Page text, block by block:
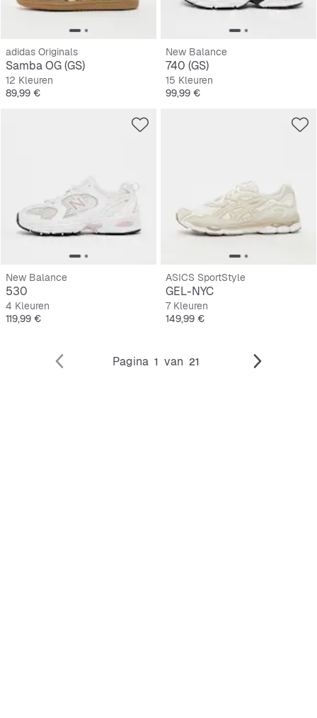
adidas Originals
Samba OG (GS)
12 Kleuren
Prijs
89,99 €
New Balance
740 (GS)
15 Kleuren
Prijs
99,99 €
New Balance
530
4 Kleuren
Prijs
119,99 €
ASICS SportStyle
GEL-NYC
7 Kleuren
Prijs
149,99 €
Pagina 1 van 21